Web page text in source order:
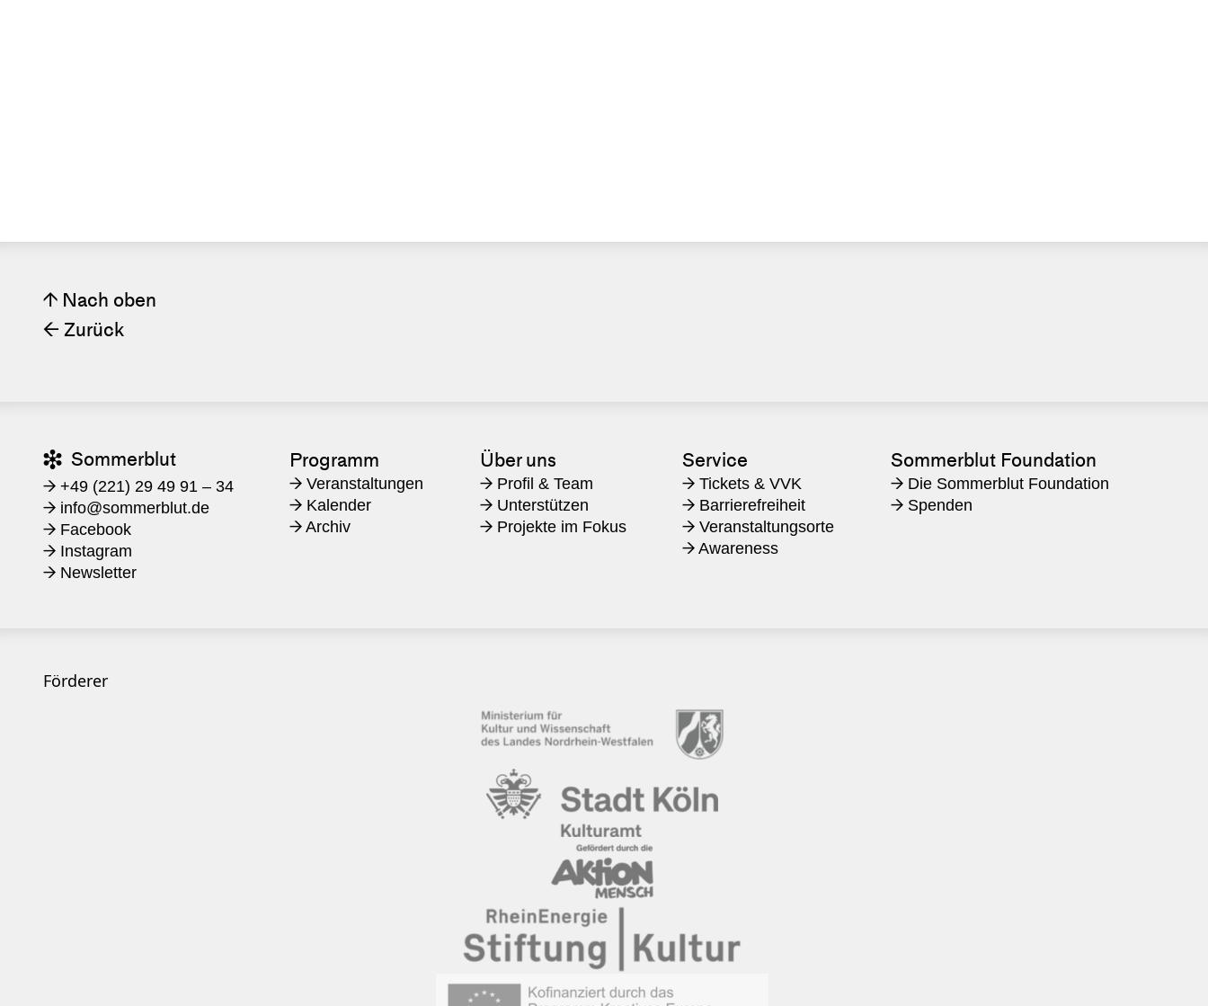
↑ Nach oben
← Zurück
 Sommerblut
→ +49 (221) 29 49 91 – 34
→ ​info@sommerblut.de
→ Facebook
→ Instagram
→ Newsletter
Programm
→ Veranstaltungen
→ Kalender
→ Archiv
Über uns
→Profil & Team
→Unterstützen
→Projekte im Fokus
Service
→ Tickets & VVK
→ Barrierefreiheit
→ Veranstaltungsorte
→ Awareness
Sommerblut Foundation
→Die Sommerblut Foundation
→Spenden
Förderer